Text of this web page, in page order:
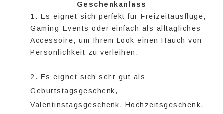
Geschenkanlass
1. Es eignet sich perfekt für Freizeitausflüge,
Gaming-Events oder einfach als alltägliches
Accessoire, um Ihrem Look einen Hauch von
Persönlichkeit zu verleihen.
2. Es eignet sich sehr gut als
Geburtstagsgeschenk,
Valentinstagsgeschenk, Hochzeitsgeschenk,